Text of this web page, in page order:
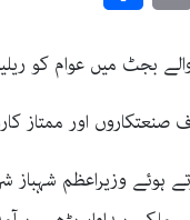
بجٹ میں عوام کو
اور ممتاز
وزیراعظم